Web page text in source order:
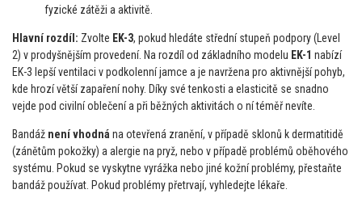
fyzické zátěži a aktivitě.
Hlavní rozdíl: Zvolte EK-3, pokud hledáte střední stupeň podpory (Level
2) v prodyšnějším provedení. Na rozdíl od základního modelu EK-1 nabízí
EK-3 lepší ventilaci v podkolenní jamce a je navržena pro aktivnější pohyb,
kde hrozí větší zapaření nohy. Díky své tenkosti a elasticitě se snadno
vejde pod civilní oblečení a při běžných aktivitách o ní téměř nevíte.
Bandáž není vhodná na otevřená zranění, v případě sklonů k dermatitidě
(zánětům pokožky) a alergie na pryž, nebo v případě problémů oběhového
systému. Pokud se vyskytne vyrážka nebo jiné kožní problémy, přestaňte
bandáž používat. Pokud problémy přetrvají, vyhledejte lékaře.